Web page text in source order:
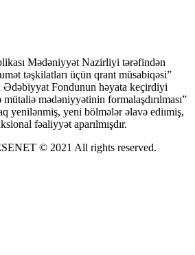
Mədəniyyət Nazirliyi tərəfindən
təşkilatları üçün qrant müsabiqəsi”
Ədəbiyyat Fondunun həyata keçirdiyi
mədəniyyətinin formalaşdırılması”
yenilənmiş, yeni bölmələr əlavə ediımiş,
fəaliyyət aparılmışdır.
© 2021 All rights reserved.